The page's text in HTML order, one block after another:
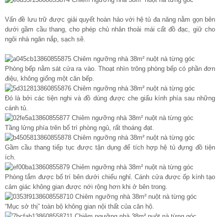
Vấn đề lưu trữ được giải quyết hoàn hảo với hệ tủ đa năng nằm gọn bên
dưới gầm cầu thang, cho phép chủ nhân thoải mái cất đồ đạc, giữ cho
ngôi nhà ngăn nắp, sạch sẽ.
Phòng bếp nằm sát cửa ra vào. Thoạt nhìn trông phòng bếp có phần đơn
điệu, không giống một căn bếp.
Đó là bởi các tiện nghi và đồ dùng được che giấu kính phía sau những
cánh tủ.
Tầng lửng phía trên bố trí phòng ngủ, rất thoáng đạt.
Gầm cầu thang tiếp tục được tận dụng để tích hợp hệ tủ đựng đồ tiện
ích.
Phòng tắm được bố trí bên dưới chiếu nghỉ. Cánh cửa được ốp kính tạo
cảm giác không gian được nới rộng hơn khi ở bên trong.
“Mục sở thị” toàn bộ không gian nội thất của căn hộ.